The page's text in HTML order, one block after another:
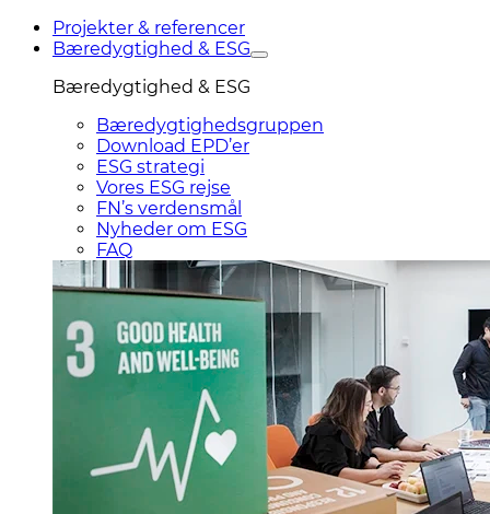
Projekter & referencer
Bæredygtighed & ESG
Bæredygtighed & ESG
Bæredygtighedsgruppen
Download EPD’er
ESG strategi
Vores ESG rejse
FN’s verdensmål
Nyheder om ESG
FAQ